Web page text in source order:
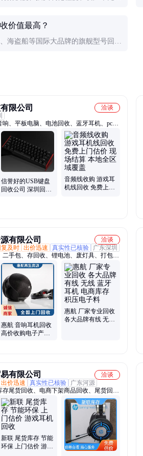
价值最高？
海盗船等国际大品牌的旗舰型号回收
限公司
洽谈
响、平板电脑、电池回收、蓝牙耳机、pcb
充电宝、贴片机回收、回收电路板、机顶
回收库存耳机、二手设备回收、汽车锂电
电器、手机数据线、电源适配器、手机电路
写笔、车载充电器、二手机械设备、收购镍
信誉好的USB键盘
回收公司 深圳回收
音频线收购 游戏耳
机线回收 免费上门
有限公司
洽谈
复及时 出价迅速 真实性已核验
广东深圳
二手包、存回收、锂电池、废灯具、打包
脑废、电子芯、废旧灯、笔记本、电子料、
、充电宝、七彩灯、线路板、保温杯、交换
响
惠航 音响耳机回收
高价收购电子产品
惠航 厂家专业回收
各大品牌有线 无线
有限公司
洽谈
出价迅速 真实性已核验
广东河源
存尾货回收、电商下架商品回收、尾货回
回收、厨房电器库存回收、电子产品库存回
库存茶叶回收、工厂积压变现
新联 尾货库存 节能
环保 上门估价 游戏